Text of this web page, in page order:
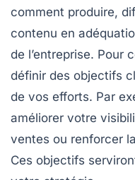
comment produire,
contenu en
de l’entreprise. Pour
définir des objectifs
de vos efforts. Par
améliorer votre
ventes ou renforcer la
Ces objectifs